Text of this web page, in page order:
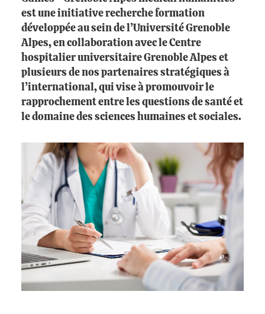
est une initiative recherche formation
développée au sein de l’Université Grenoble
Alpes, en collaboration avec le Centre
hospitalier universitaire Grenoble Alpes et
plusieurs de nos partenaires stratégiques à
l’international, qui vise à promouvoir le
rapprochement entre les questions de santé et
le domaine des sciences humaines et sociales.